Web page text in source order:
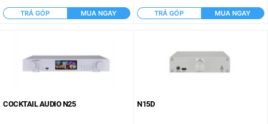
TRẢ GÓP MUA NGAY TRẢ GÓP MUA NGAY
COCKTAIL AUDIO N25 N15D